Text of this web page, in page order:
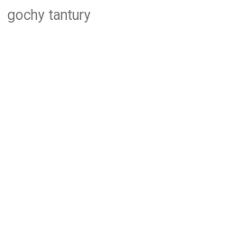
gochy tantury